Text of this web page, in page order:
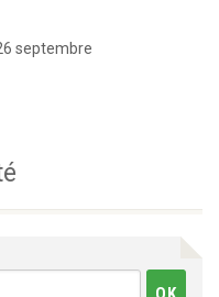
septembre